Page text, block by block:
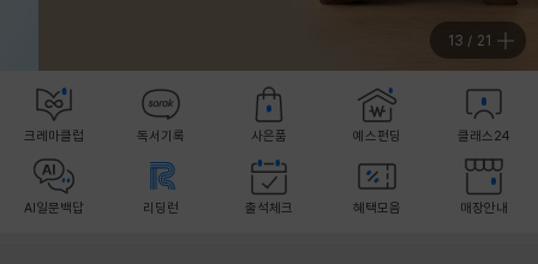
14 / 21
크레마클럽 독서기록 사은품 예스펀딩 클래스24
AI일문백답 리딩런 출석체크 혜택모음 매장안내